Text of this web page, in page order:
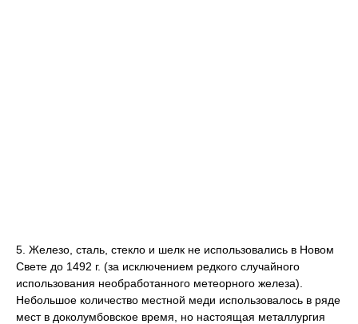
5. Железо, сталь, стекло и шелк не использовались в Новом
Свете до 1492 г. (за исключением редкого случайного
использования необработанного метеорного железа).
Небольшое количество местной меди использовалось в ряде
мест в доколумбовское время, но настоящая металлургия